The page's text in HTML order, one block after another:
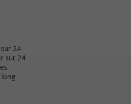
24
sur 24